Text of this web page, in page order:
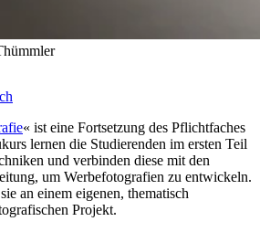
« ist eine Fortsetzung des Pflichtfaches
lernen die Studierenden im ersten Teil
und verbinden diese mit den
um Werbefotografien zu entwickeln.
an einem eigenen, thematisch
Projekt.